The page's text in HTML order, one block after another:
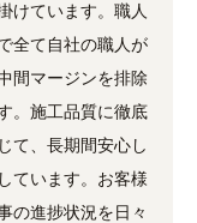
けています。職人
全て自社の職人が
間マージンを排除
。施工品質に徹底
て、長期間安心し
ています。お客様
の進捗状況を日々